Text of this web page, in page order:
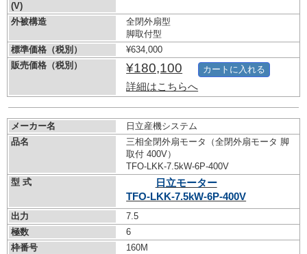
(V)
外被構造
全閉外扇型
脚取付型
標準価格（税別）
¥634,000
販売価格（税別）
¥180,100
詳細はこちらへ
カートに入れる
メーカー名
日立産機システム
品名
三相全閉外扇モータ（全閉外扇モータ 脚
取付 400V）
TFO-LKK-7.5kW-6P-400V
型 式
日立モーター
TFO-LKK-7.5kW-6P-400V
出力
7.5
極数
6
枠番号
160M